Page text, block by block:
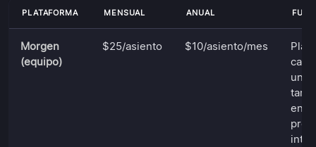
PLATAFORMA MENSUAL ANUAL
Morgen
(equipo)
$25/asiento $10/asiento/mes